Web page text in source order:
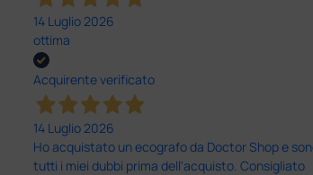
14 Luglio 2026
ottima
Acquirente verificato
14 Luglio 2026
Ho acquistato un ecografo da Doctor Shop e
tutti i miei dubbi prima dell'acquisto. Consigliato